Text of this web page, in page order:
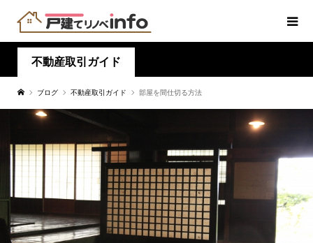
不動産取引ガイド
ブログ 不動産取引ガイド 部屋を間仕切る方法